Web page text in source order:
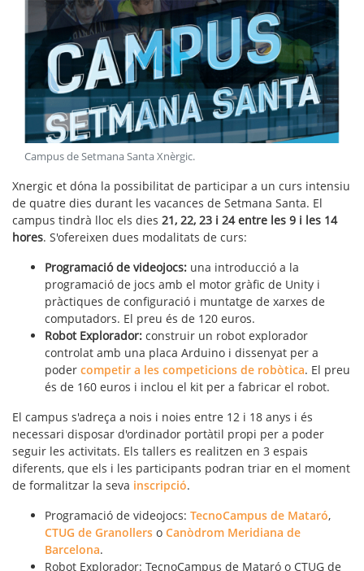
Campus de Setmana Santa Xnèrgic.
Xnergic et dóna la possibilitat de participar a un curs intensiu
de quatre dies durant les vacances de Setmana Santa. El
campus tindrà lloc els dies 21, 22, 23 i 24 entre les 9 i les 14
hores. S'ofereixen dues modalitats de curs:
Programació de videojocs: una introducció a la
programació de jocs amb el motor gràfic de Unity i
pràctiques de configuració i muntatge de xarxes de
computadors. El preu és de 120 euros.
Robot Explorador: construir un robot explorador
controlat amb una placa Arduino i dissenyat per a
poder competir a les competicions de robòtica. El preu
és de 160 euros i inclou el kit per a fabricar el robot.
El campus s'adreça a nois i noies entre 12 i 18 anys i és
necessari disposar d'ordinador portàtil propi per a poder
seguir les activitats. Els tallers es realitzen en 3 espais
diferents, que els i les participants podran triar en el moment
de formalitzar la seva inscripció.
Programació de videojocs: TecnoCampus de Mataró,
CTUG de Granollers o Canòdrom Meridiana de
Barcelona.
Robot Explorador: TecnoCampus de Mataró o CTUG de